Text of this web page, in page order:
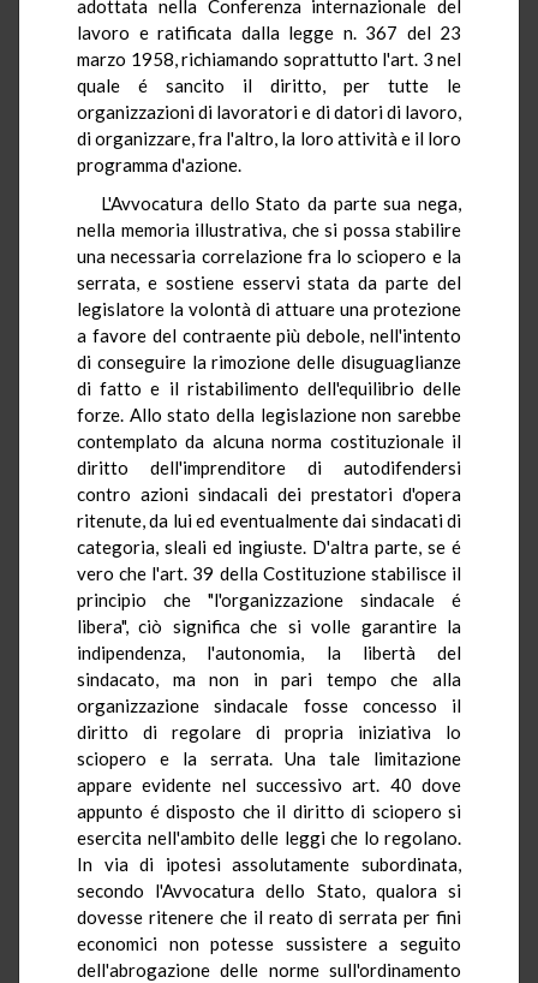
adottata nella Conferenza internazionale del
lavoro e ratificata dalla legge n. 367 del 23
marzo 1958, richiamando soprattutto l'art. 3 nel
quale é sancito il diritto, per tutte le
organizzazioni di lavoratori e di datori di lavoro,
di organizzare, fra l'altro, la loro attività e il loro
programma d'azione.
L'Avvocatura dello Stato da parte sua nega,
nella memoria illustrativa, che si possa stabilire
una necessaria correlazione fra lo sciopero e la
serrata, e sostiene esservi stata da parte del
legislatore la volontà di attuare una protezione
a favore del contraente più debole, nell'intento
di conseguire la rimozione delle disuguaglianze
di fatto e il ristabilimento dell'equilibrio delle
forze. Allo stato della legislazione non sarebbe
contemplato da alcuna norma costituzionale il
diritto dell'imprenditore di autodifendersi
contro azioni sindacali dei prestatori d'opera
ritenute, da lui ed eventualmente dai sindacati di
categoria, sleali ed ingiuste. D'altra parte, se é
vero che l'art. 39 della Costituzione stabilisce il
principio che "l'organizzazione sindacale é
libera", ciò significa che si volle garantire la
indipendenza, l'autonomia, la libertà del
sindacato, ma non in pari tempo che alla
organizzazione sindacale fosse concesso il
diritto di regolare di propria iniziativa lo
sciopero e la serrata. Una tale limitazione
appare evidente nel successivo art. 40 dove
appunto é disposto che il diritto di sciopero si
esercita nell'ambito delle leggi che lo regolano.
In via di ipotesi assolutamente subordinata,
secondo l'Avvocatura dello Stato, qualora si
dovesse ritenere che il reato di serrata per fini
economici non potesse sussistere a seguito
dell'abrogazione delle norme sull'ordinamento